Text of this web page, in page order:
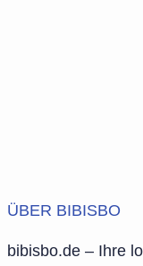
ÜBER BIBISBO
bibisbo.de – Ihre